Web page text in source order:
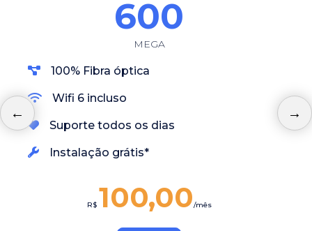
600
MEGA
100% Fibra óptica
Wifi 6 incluso
Suporte todos os dias
Instalação grátis*
R$ 100,00/mês